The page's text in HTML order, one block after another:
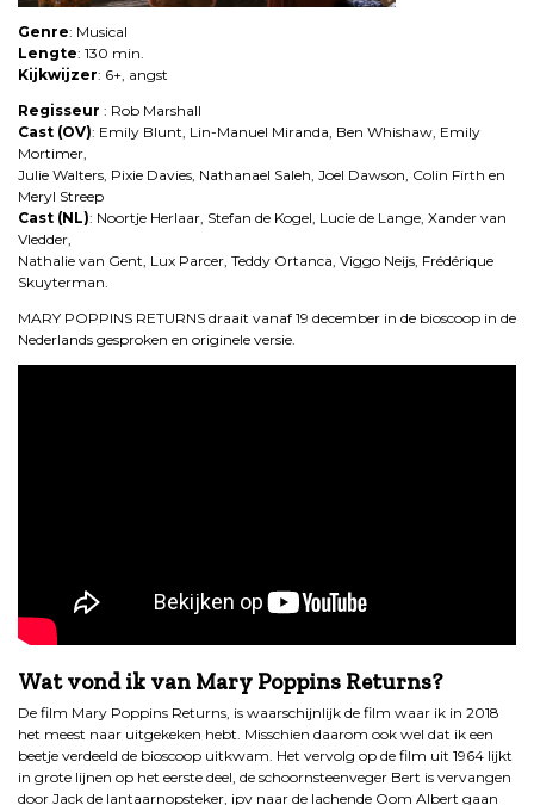
Genre: Musical
Lengte: 130 min.
Kijkwijzer: 6+, angst
Regisseur : Rob Marshall
Cast (OV): Emily Blunt, Lin-Manuel Miranda, Ben Whishaw, Emily
Mortimer,
Julie Walters, Pixie Davies, Nathanael Saleh, Joel Dawson, Colin Firth en
Meryl Streep
Cast (NL): Noortje Herlaar, Stefan de Kogel, Lucie de Lange, Xander van
Vledder,
Nathalie van Gent, Lux Parcer, Teddy Ortanca, Viggo Neijs, Frédérique
Skuyterman.
MARY POPPINS RETURNS draait vanaf 19 december in de bioscoop in de
Nederlands gesproken en originele versie.
Wat vond ik van Mary Poppins Returns?
De film Mary Poppins Returns, is waarschijnlijk de film waar ik in 2018
het meest naar uitgekeken hebt. Misschien daarom ook wel dat ik een
beetje verdeeld de bioscoop uitkwam. Het vervolg op de film uit 1964 lijkt
in grote lijnen op het eerste deel, de schoornsteenveger Bert is vervangen
door Jack de lantaarnopsteker, ipv naar de lachende Oom Albert gaan